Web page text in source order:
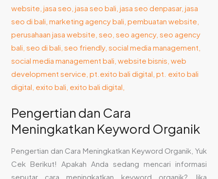
Pengertian dan Cara
Meningkatkan Keyword Organik
Pengertian dan Cara Meningkatkan Keyword Organik, Yuk
Cek Berikut! Apakah Anda sedang mencari informasi
seputar cara meningkatkan keyword organik? Jika
Keyword
Organik